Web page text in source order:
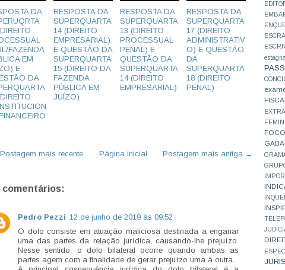
DA
FAZENDA
EM
E
DA
RESPOSTA DA
SUPERQUARTA
14 (DIREITO
EMPRESARIAL)
E QUESTÃO DA
SUPERQUARTA
15 (DIREITO DA
FAZENDA
PÚBLICA EM
JUÍZO)
RESPOSTA DA
SUPERQUARTA
13 (DIREITO
PROCESSUAL
PENAL) E
QUESTÃO DA
SUPERQUARTA
14 (DIREITO
EMPRESARIAL)
RESPOSTA DA
SUPERQUARTA
17 (DIREITO
ADMINISTRATIV
O) E QUESTÃO
DA
SUPERQUARTA
18 (DIREITO
PENAL)
mais recente Postagem mais antiga →
Página inicial
comentários:
Pedro Pezzi 12 de junho de 2019 às 09:52
O dolo consiste em atuação maliciosa destinada a enganar
uma das partes da relação jurídica, causando-lhe prejuízo.
Nesse sentido, o dolo bilateral ocorre quando ambas as
partes agem com a finalidade de gerar prejuízo uma à outra.
FISCAL
FOCO